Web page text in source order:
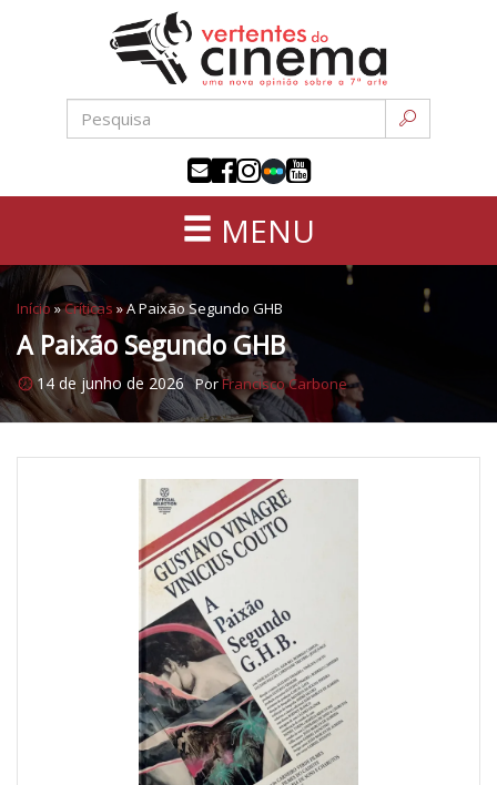
conteúdo
sétima
MENU
Início »Críticas »A Paixão Segundo GHB
A Paixão Segundo GHB
14 de junho de 2026 PorFrancisco Carbone